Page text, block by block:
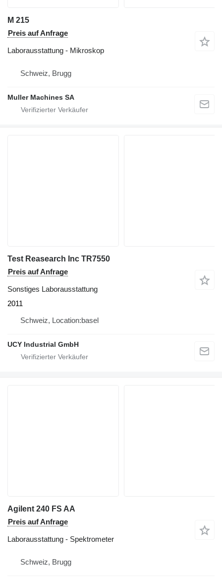
M 215
Preis auf Anfrage
Laborausstattung - Mikroskop
Schweiz, Brugg
Muller Machines SA
Test Reasearch Inc TR7550
Preis auf Anfrage
Sonstiges Laborausstattung
2011
Schweiz, Location:basel
UCY Industrial GmbH
Agilent 240 FS AA
Preis auf Anfrage
Laborausstattung - Spektrometer
Schweiz, Brugg